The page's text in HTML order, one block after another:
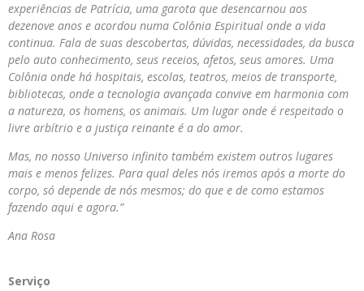
experiências de Patrícia, uma garota que desencarnou aos
dezenove anos e acordou numa Colônia Espiritual onde a vida
continua. Fala de suas descobertas, dúvidas, necessidades, da busca
pelo auto conhecimento, seus receios, afetos, seus amores. Uma
Colônia onde há hospitais, escolas, teatros, meios de transporte,
bibliotecas, onde a tecnologia avançada convive em harmonia com
a natureza, os homens, os animais. Um lugar onde é respeitado o
livre arbítrio e a justiça reinante é a do amor.
Mas, no nosso Universo infinito também existem outros lugares
mais e menos felizes. Para qual deles nós iremos após a morte do
corpo, só depende de nós mesmos; do que e de como estamos
fazendo aqui e agora.”
Ana Rosa
Serviço